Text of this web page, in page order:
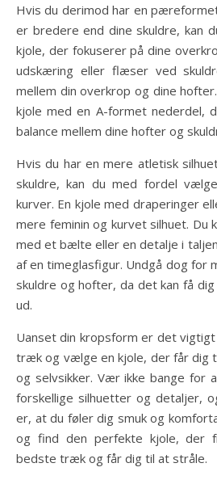
Hvis du derimod har en
er bredere end dine skuldre, kan
kjole, der fokuserer på dine
udskæring eller flæser ved
mellem din overkrop og dine
kjole med en A-formet nederdel,
balance mellem dine hofter og
Hvis du har en mere atletisk
skuldre, kan du med fordel
kurver. En kjole med draperinger
mere feminin og kurvet silhuet. Du
med et bælte eller en detalje i
af en timeglasfigur. Undgå dog for
skuldre og hofter, da det kan få
ud.
Uanset din kropsform er det
træk og vælge en kjole, der får dig
og selvsikker. Vær ikke bange for
forskellige silhuetter og detaljer,
er, at du føler dig smuk og
og find den perfekte kjole, der
bedste træk og får dig til at stråle.